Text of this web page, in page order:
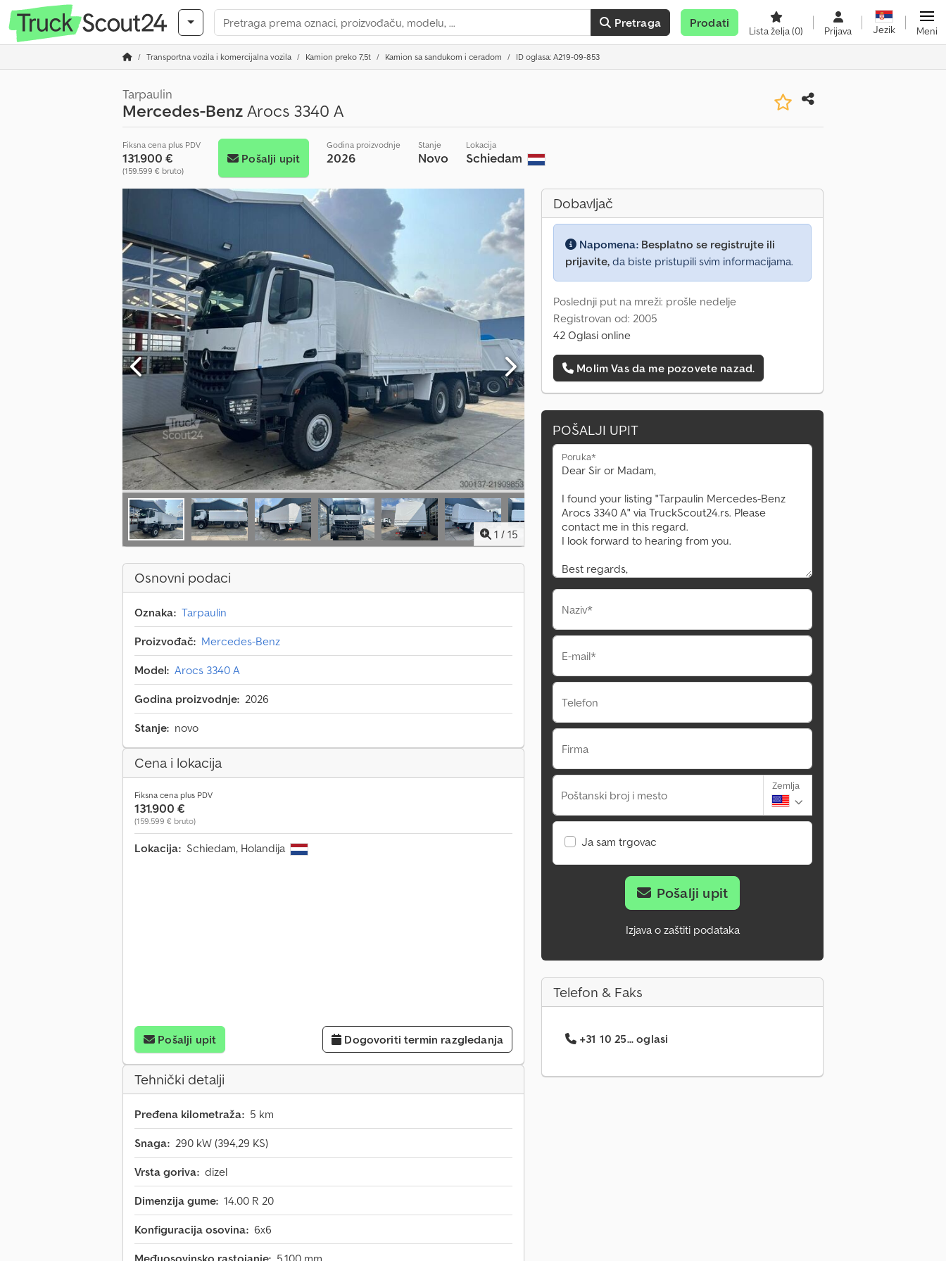
Pretraga Prodati
Lista želja(0) Prijava Jezik Meni
Transportna vozila i komercijalna vozila Kamion preko 7,5t Kamion sa sandukom i ceradom ID oglasa: A219-09-853
Tarpaulin
Mercedes-BenzArocs 3340 A
Fiksna cena plus PDV
131.900 €
(159.599 € bruto)
Pošalji upit
Godina proizvodnje
2026
Stanje
Novo
Lokacija
Schiedam
1 / 15
Osnovni podaci
Oznaka: Tarpaulin
Proizvođač: Mercedes-Benz
Model: Arocs 3340 A
Godina proizvodnje: 2026
Stanje: novo
Cena i lokacija
Fiksna cena plus PDV
131.900 €
(159.599 € bruto)
Lokacija: Schiedam, Holandija
Pošalji upit Dogovoriti termin razgledanja
Tehnički detalji
Pređena kilometraža: 5 km
Snaga: 290 kW (394,29 KS)
Vrsta goriva: dizel
Dimenzija gume: 14.00 R 20
Konfiguracija osovina: 6x6
Dobavljač
Napomena: Besplatno se registrujte ili
prijavite, da biste pristupili svim informacijama.
Poslednji put na mreži: prošle nedelje
Registrovan od: 2005
42 Oglasi online
Molim Vas da me pozovete nazad.
POŠALJI UPIT
Poruka*
Naziv*
E-mail*
Telefon
Firma
Poštanski broj i mesto
Zemlja
Ja sam trgovac
Pošalji upit
Izjava o zaštiti podataka
Telefon & Faks
+31 10 25... oglasi